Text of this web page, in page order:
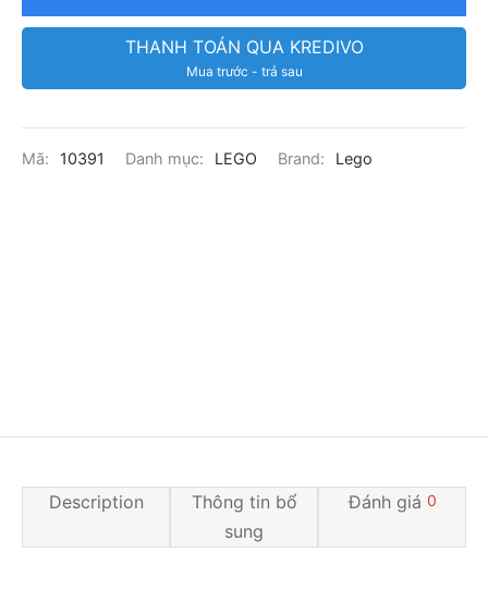
THANH TOÁN QUA KREDIVO
Mua trước - trả sau
Mã: 10391 Danh mục: LEGO Brand: Lego
Description
Thông tin bổ
sung
Đánh giá 0